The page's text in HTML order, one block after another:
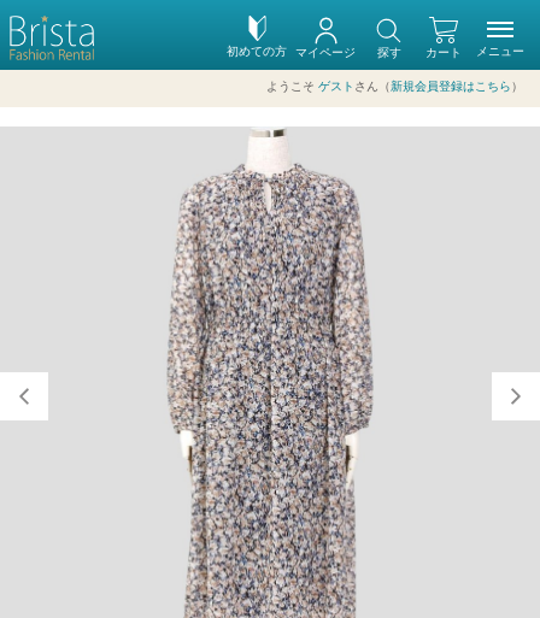
初めての方 カート
マイページ 探す
ようこそ ゲスト さん（新規会員登録はこちら ）
メニュー